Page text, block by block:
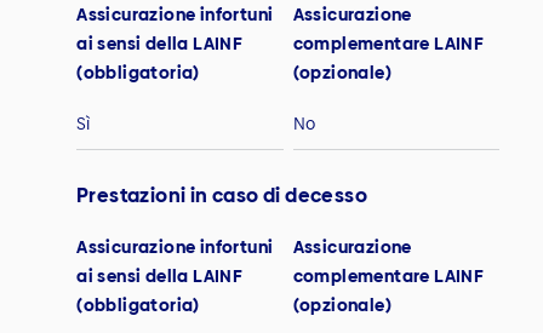
Assicurazione infortuni
ai sensi della LAINF
(obbligatoria)
Assicurazione
complementare LAINF
(opzionale)
Sì No
Prestazioni in caso di decesso
Assicurazione infortuni
ai sensi della LAINF
(obbligatoria)
Assicurazione
complementare LAINF
(opzionale)